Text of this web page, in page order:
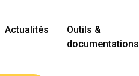
Actualités
Outils &
documentations